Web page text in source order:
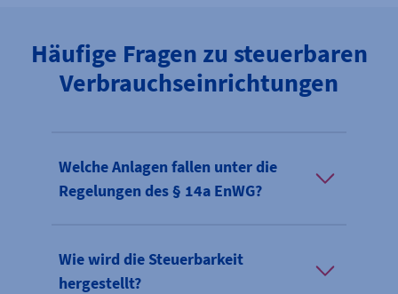
Häufige Fragen zu steuerbaren
Verbrauchseinrichtungen
Welche Anlagen fallen unter die
Regelungen des § 14a EnWG?
Wie wird die Steuerbarkeit
hergestellt?